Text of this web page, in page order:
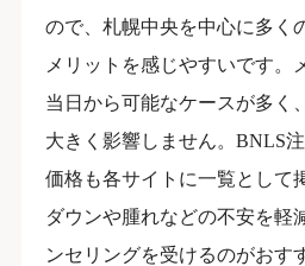
ので、札幌中央を中心に多く
メリットを感じやすいです。
当日から可能なケースが多く
大きく影響しません。BNLS
価格も各サイトに一覧として
ダウンや腫れなどの不安を軽
ンセリングを受けるのがおす